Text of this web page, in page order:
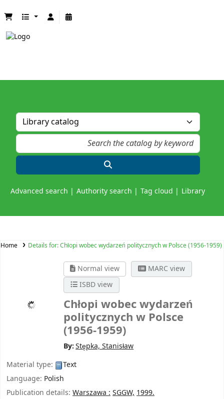
Advanced search Authority search Tag cloud Library
Home Details for:Chłopi wobec wydarzeń politycznych w Polsce (1956-1959)
Normal view
MARC view
ISBD view
Chłopi wobec wydarzeń
politycznych w Polsce
(1956-1959)
By:Stępka, Stanisław
Material type:
Text
Language: Polish
Publication details: Warszawa :SGGW,1999.